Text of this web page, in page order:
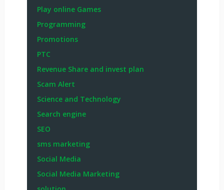
Play online Games
Programming
Promotions
PTC
Revenue Share and invest plan
Scam Alert
Science and Technology
Search engine
SEO
sms marketing
Social Media
Social Media Marketing